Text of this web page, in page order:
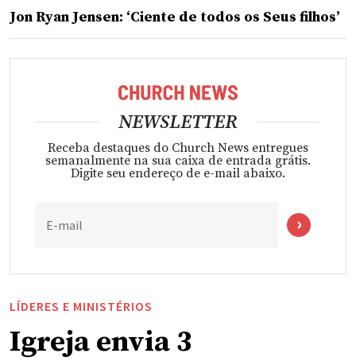
Jon Ryan Jensen: ‘Ciente de todos os Seus filhos’
NEWSLETTER
Receba destaques do Church News entregues
semanalmente na sua caixa de entrada grátis.
Digite seu endereço de e-mail abaixo.
E-mail
LÍDERES E MINISTÉRIOS
Igreja envia 3